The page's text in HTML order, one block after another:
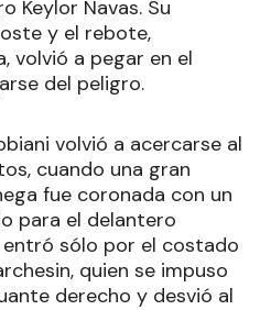
Keylor Navas. Su
y el rebote,
volvió a pegar en el
del peligro.
volvió a acercarse al
cuando una gran
fue coronada con un
para el delantero
entró sólo por el costado
quien se impuso
derecho y desvió al